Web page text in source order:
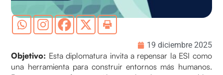
19 diciembre 2025
Objetivo: Esta diplomatura invita a repensar la ESI como
una herramienta para construir entornos más humanos.